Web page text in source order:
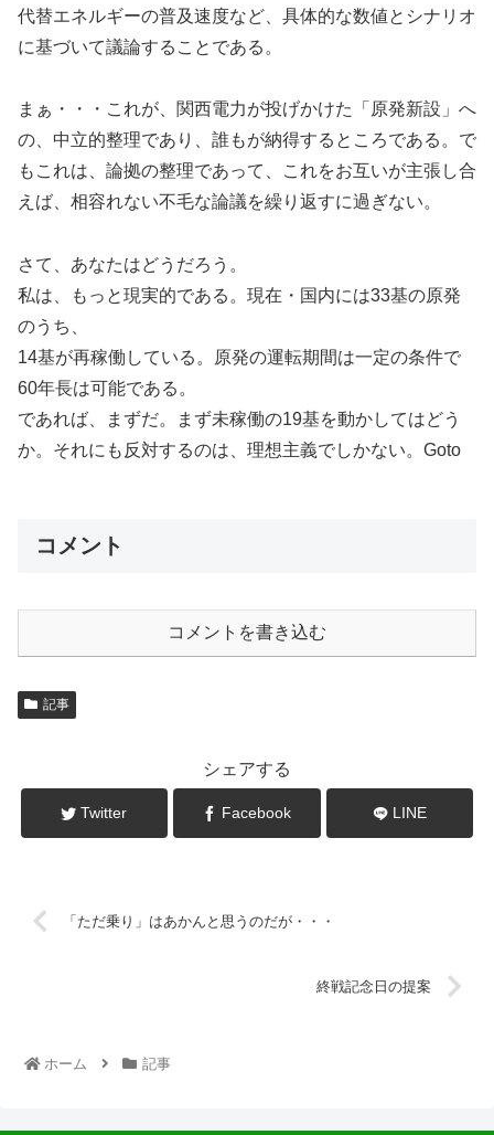
代替エネルギーの普及速度など、具体的な数値とシナリオ
に基づいて議論することである。
まぁ・・・これが、関西電力が投げかけた「原発新設」へ
の、中立的整理であり、誰もが納得するところである。で
もこれは、論拠の整理であって、これをお互いが主張し合
えば、相容れない不毛な論議を繰り返すに過ぎない。
さて、あなたはどうだろう。
私は、もっと現実的である。現在・国内には33基の原発
のうち、
14基が再稼働している。原発の運転期間は一定の条件で
60年長は可能である。
であれば、まずだ。まず未稼働の19基を動かしてはどう
か。それにも反対するのは、理想主義でしかない。Goto
コメント
コメントを書き込む
記事
シェアする
Twitter Facebook LINE
「ただ乗り」はあかんと思うのだが・・・
終戦記念日の提案
ホーム 記事